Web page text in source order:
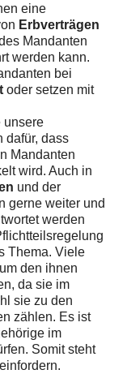
eine
Erbverträgen
Mandanten
werden kann.
bei
oder setzen mit
unsere
dafür, dass
Mandanten
wird. Auch in
und der
gerne weiter und
werden
Thema. Viele
den ihnen
da sie im
sie zu den
zählen. Es ist
im
Somit steht